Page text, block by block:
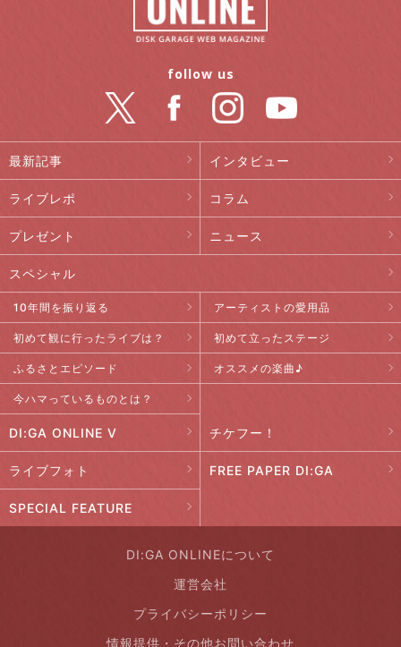
最新記事 インタビュー
ライブレポ コラム
プレゼント ニュース
スペシャル
10年間を振り返る アーティストの愛用品
初めて観に行ったライブは？ 初めて立ったステージ
ふるさとエピソード オススメの楽曲♪
今ハマっているものとは？
DI:GA ONLINE V チケフー！
ライブフォト FREE PAPER DI:GA
SPECIAL FEATURE
follow us
DI:GA ONLINEについて
運営会社
プライバシーポリシー
情報提供・その他お問い合わせ